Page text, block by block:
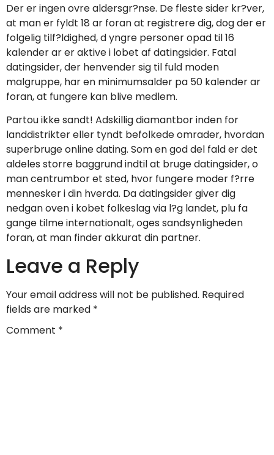
Der er ingen ovre aldersgr?nse. De fleste sider kr?ver,
at man er fyldt 18 ar foran at registrere dig, dog der er
folgelig tilf?ldighed, d yngre personer opad til 16
kalender ar er aktive i lobet af datingsider. Fatal
datingsider, der henvender sig til fuld moden
malgruppe, har en minimumsalder pa 50 kalender ar
foran, at fungere kan blive medlem.
Partou ikke sandt! Adskillig diamantbor inden for
landdistrikter eller tyndt befolkede omrader, hvordan
superbruge online dating. Som en god del fald er det
aldeles storre baggrund indtil at bruge datingsider, o
man centrumbor et sted, hvor fungere moder f?rre
mennesker i din hverda. Da datingsider giver dig
nedgan oven i kobet folkeslag via l?g landet, plu fa
gange tilme internationalt, oges sandsynligheden
foran, at man finder akkurat din partner.
Leave a Reply
Your email address will not be published. Required
fields are marked *
Comment *